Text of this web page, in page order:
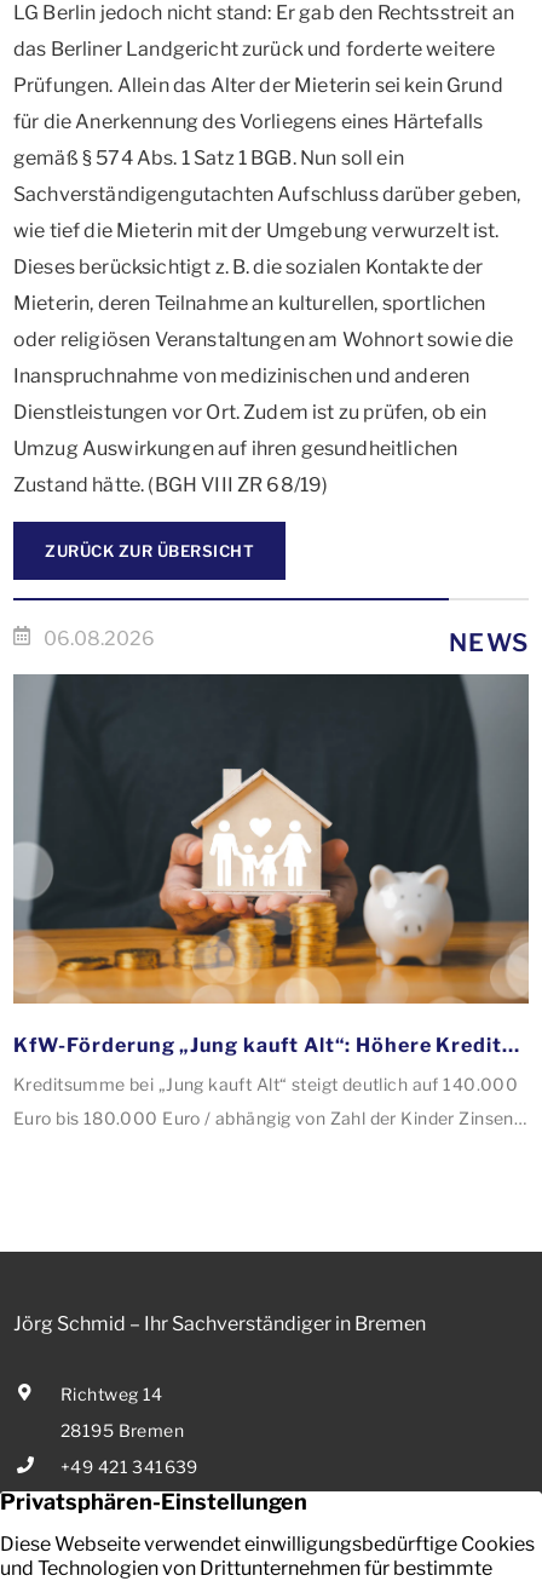
LG Berlin jedoch nicht stand: Er gab den Rechtsstreit an
das Berliner Landgericht zurück und forderte weitere
Prüfungen. Allein das Alter der Mieterin sei kein Grund
für die Anerkennung des Vorliegens eines Härtefalls
gemäß § 574 Abs. 1 Satz 1 BGB. Nun soll ein
Sachverständigengutachten Aufschluss darüber geben,
wie tief die Mieterin mit der Umgebung verwurzelt ist.
Dieses berücksichtigt z. B. die sozialen Kontakte der
Mieterin, deren Teilnahme an kulturellen, sportlichen
oder religiösen Veranstaltungen am Wohnort sowie die
Inanspruchnahme von medizinischen und anderen
Dienstleistungen vor Ort. Zudem ist zu prüfen, ob ein
Umzug Auswirkungen auf ihren gesundheitlichen
Zustand hätte. (BGH VIII ZR 68/19)
ZURÜCK ZUR ÜBERSICHT
06.08.2026 NEWS
KfW-Förderung „Jung kauft Alt“: Höhere Kredite ab August 2026
Kreditsumme bei „Jung kauft Alt“ steigt deutlich auf 140.000
Euro bis 180.000 Euro / abhängig von Zahl der Kinder Zinsen
energetischer Sanierung binnen 54 Monaten nach
Jörg Schmid – Ihr Sachverständiger in Bremen
Richtweg 14
28195 Bremen
+49 421 341639
E-Mail senden